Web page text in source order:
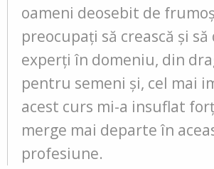
oameni deosebit de
preocupați să crească și să
experți în domeniu, din
pentru semeni și, cel mai
acest curs mi-a insuflat
merge mai departe în
profesiune.